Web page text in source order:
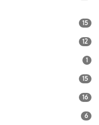
15
12
1
15
16
6